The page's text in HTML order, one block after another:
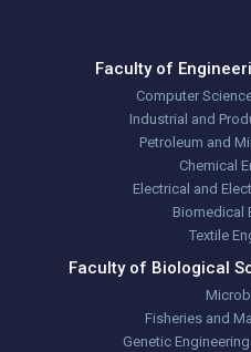
Faculty of
Computer
Industrial and
Petroleum and
Chemical
Electrical and
Biomedical
Textile
Faculty of Biological
Fisheries and
Genetic